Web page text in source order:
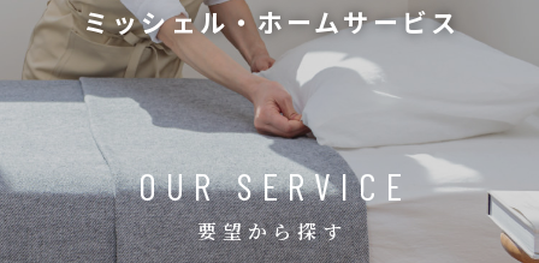
おためしサービス
サービス一覧
ご契約者さま限定サ
会社紹介
コラム
ミッシェル・ホームサービス
OUR SERVICE
要望から探す